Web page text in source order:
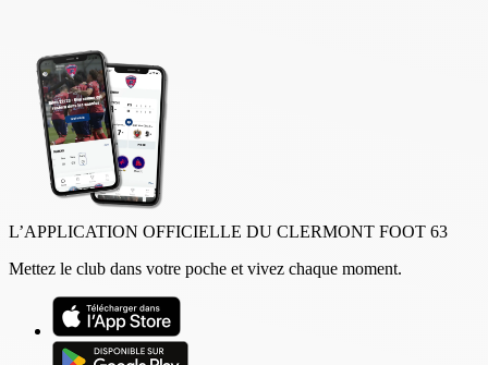
L’APPLICATION OFFICIELLE DU CLERMONT FOOT 63
Mettez le club dans votre poche et vivez chaque moment.